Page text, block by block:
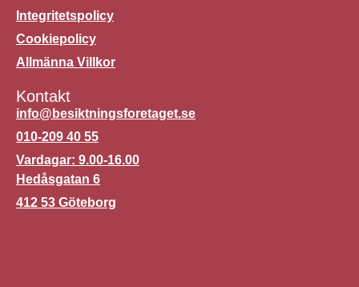
Integritetspolicy
Cookiepolicy
Allmänna Villkor
Kontakt
info@besiktningsforetaget.se
010-209 40 55
Vardagar: 9.00-16.00
Hedåsgatan 6
412 53 Göteborg